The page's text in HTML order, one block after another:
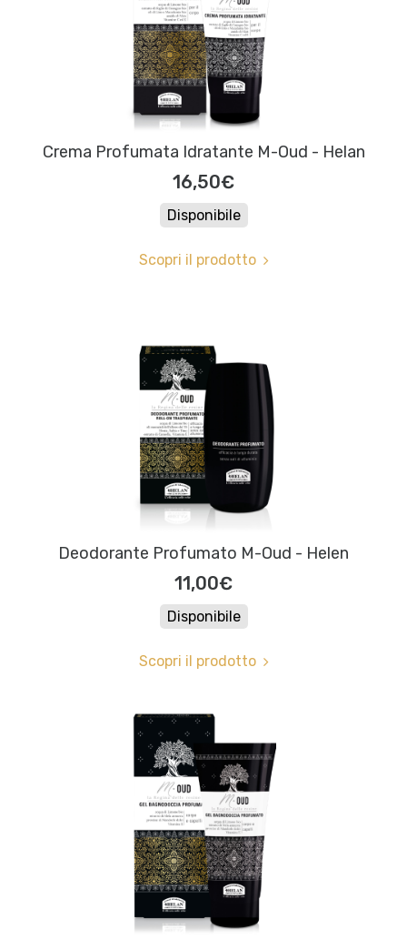
Crema Profumata Idratante M-Oud - Helan
16,50€
Disponibile
Scopri il prodotto
Deodorante Profumato M-Oud - Helen
11,00€
Disponibile
Scopri il prodotto